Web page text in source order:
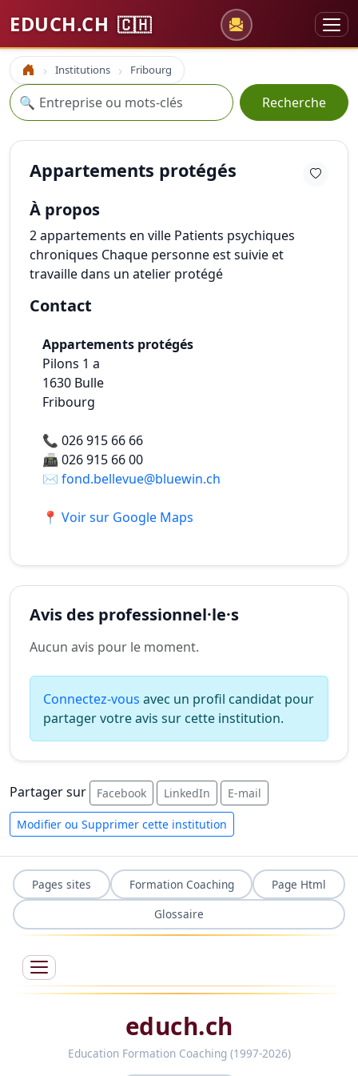
EDUCH.CH 🇨🇭
Accueil Institutions Fribourg
Recherche
🔍 Recherche
Appartements protégés
À propos
2 appartements en ville Patients psychiques
chroniques Chaque personne est suivie et
travaille dans un atelier protégé
Contact
Appartements protégés
Pilons 1 a
1630 Bulle
Fribourg
📞 026 915 66 66
📠026 915 66 00
✉️ fond.bellevue@bluewin.ch
📍 Voir sur Google Maps
Avis des professionnel·le·s
Aucun avis pour le moment.
Connectez-vous avec un profil candidat pour
partager votre avis sur cette institution.
Partager sur Facebook LinkedIn E-mail
Modifier ou Supprimer cette institution
Pages sites Formation Coaching
Page Html
Glossaire
educh.ch
Education Formation Coaching (1997-2026)